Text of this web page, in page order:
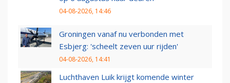
04-08-2026, 14:46
Groningen vanaf nu verbonden met
Esbjerg: 'scheelt zeven uur rijden'
04-08-2026, 14:41
Luchthaven Luik krijgt komende winter